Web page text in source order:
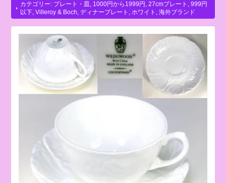
カテゴリー: プレート・皿 1000円から1999円 ,27cmプレート ,999円
以下 ,Villeroy & Boch ,ディナープレート ホワイト ,海外ブランド